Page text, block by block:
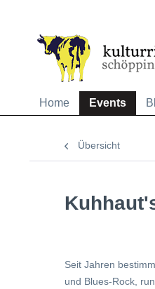
Home Events
Übersicht
Seit Jahren
und Blues-Rock,